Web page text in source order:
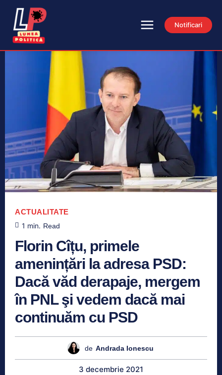
Notificari
ACTUALITATE
1 min. Read
Florin Cîțu, primele
amenințări la adresa PSD:
Dacă văd derapaje, mergem
în PNL şi vedem dacă mai
continuăm cu PSD
de Andrada Ionescu
3 decembrie 2021